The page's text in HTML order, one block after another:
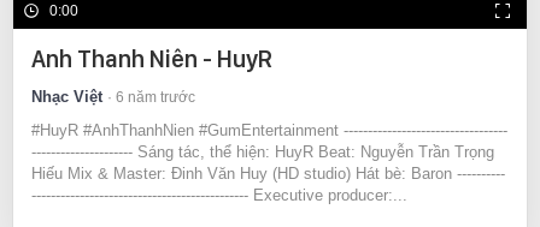
0:00
Anh Thanh Niên - HuyR
Nhạc Việt 6 năm trước
#HuyR #AnhThanhNien #GumEntertainment ----------------------------------
--------------------- Sáng tác, thể hiện: HuyR Beat: Nguyễn Trần Trọng
Hiếu Mix & Master: Đinh Văn Huy (HD studio) Hát bè: Baron ----------
--------------------------------------------- Executive producer:...